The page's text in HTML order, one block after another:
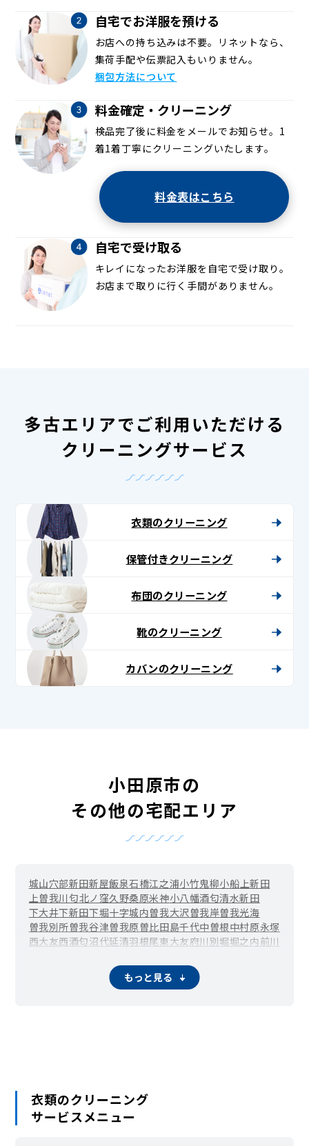
自宅でお洋服を預ける
お店への持ち込みは不要。リネットなら、
集荷手配や伝票記入もいりません。
梱包方法について
料金確定・クリーニング
検品完了後に料金をメールでお知らせ。1
着1着丁寧にクリーニングいたします。
料金表はこちら
自宅で受け取る
キレイになったお洋服を自宅で受け取り。
お店まで取りに行く手間がありません。
多古エリアでご利用いただける
クリーニングサービス
衣類のクリーニング
保管付きクリーニング
布団のクリーニング
靴のクリーニング
カバンのクリーニング
小田原市の
その他の宅配エリア
城山穴部新田新屋飯泉石橋江之浦小竹鬼柳小船 上新田
上曽我川匂北ノ窪久野桑原米神小八幡酒匂清水新田
下大井下新田下堀十字城内曽我大沢 曽我岸曽我光海
曽我別所曽我谷津曽我原曽比田島千代中曽根中村原永塚
西大友西酒匂沼代延清羽根尾東大友府川 別堀堀之内前川
もっと見る
衣類のクリーニング
サービスメニュー